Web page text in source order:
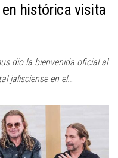
en histórica visita
dio la bienvenida oficial al
jalisciense en el…